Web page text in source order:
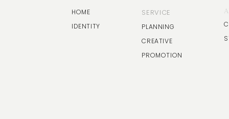
HOME
IDENTITY
SERVICE
PLANNING
CREATIVE
PROMOTION